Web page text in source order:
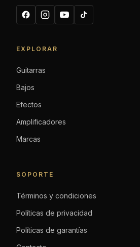
EXPLORAR
Guitarras
Bajos
Efectos
Amplificadores
Marcas
SOPORTE
Términos y condiciones
Políticas de privacidad
Políticas de garantías